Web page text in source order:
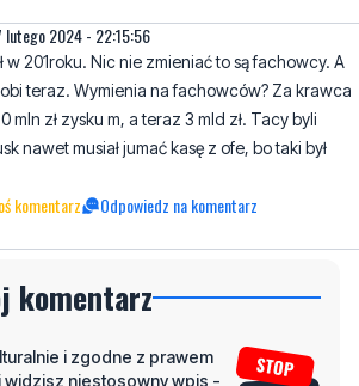
mln zł zysku m, a teraz 3 mld zł. Tacy byli
nawet musiał jumać kasę z ofe, bo taki był
komentarz Odpowiedz na komentarz
komentarz
widzisz niestosowny wpis -